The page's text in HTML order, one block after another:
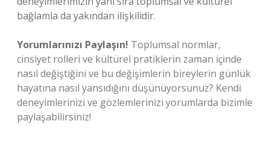
bağlamla da yakından ilişkilidir.
Yorumlarınızı Paylaşın! Toplumsal normlar,
cinsiyet rolleri ve kültürel pratiklerin zaman içinde
nasıl değiştiğini ve bu değişimlerin bireylerin günlük
hayatına nasıl yansıdığını düşünüyorsunuz? Kendi
deneyimlerinizi ve gözlemlerinizi yorumlarda bizimle
paylaşabilirsiniz!